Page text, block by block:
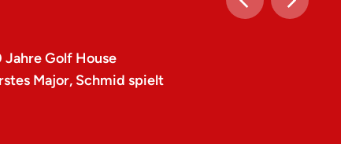
Jahre Golf House
Major, Schmid spielt